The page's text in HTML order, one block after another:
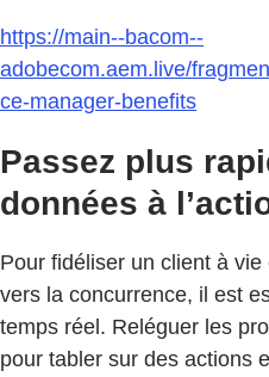
https://main--bacom--
adobecom.aem.live/
ce-manager-benefits
Passez plus
données à
Pour fidéliser un client à vie
vers la concurrence, il est
temps réel. Reléguer les
pour tabler sur des actions